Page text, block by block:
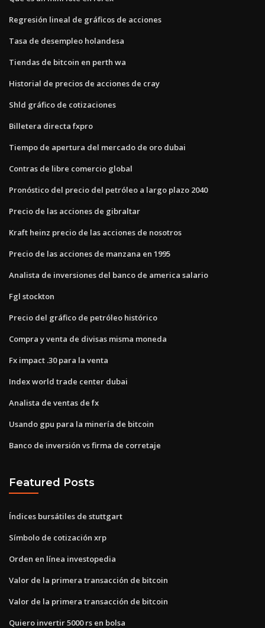
Regresión lineal de gráficos de acciones
Tasa de desempleo holandesa
Tiendas de bitcoin en perth wa
Historial de precios de acciones de cray
Shld gráfico de cotizaciones
Billetera directa fxpro
Tiempo de apertura del mercado de oro dubai
Contras de libre comercio global
Pronóstico del precio del petróleo a largo plazo 2040
Precio de las acciones de gibraltar
Kraft heinz precio de las acciones de nosotros
Precio de las acciones de manzana en 1995
Analista de inversiones del banco de america salario
Fgl stockton
Precio del gráfico de petróleo histórico
Compra y venta de divisas misma moneda
Fx impact .30 para la venta
Index world trade center dubai
Analista de ventas de fx
Usando gpu para la minería de bitcoin
Banco de inversión vs firma de corretaje
Featured Posts
Índices bursátiles de stuttgart
Símbolo de cotización xrp
Orden en línea investopedia
Valor de la primera transacción de bitcoin
Valor de la primera transacción de bitcoin
Quiero invertir 5000 rs en bolsa